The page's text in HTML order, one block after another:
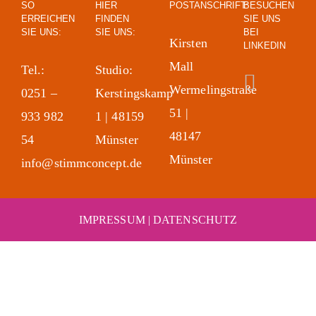
SO
ERREICHEN
SIE UNS:
Tel.:
0251 –
933 982
54
info@stimmconcept.de
HIER
FINDEN
SIE UNS:
Studio:
Kerstingskamp
1 | 48159
Münster
POSTANSCHRIFT:
Kirsten
Mall
Wermelingstraße
51 |
48147
Münster
BESUCHEN
SIE UNS
BEI
LINKEDIN
IMPRESSUM|DATENSCHUTZ